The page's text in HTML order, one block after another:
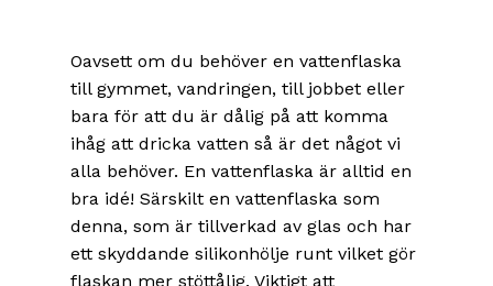
Oavsett om du behöver en vattenflaska
till gymmet, vandringen, till jobbet eller
bara för att du är dålig på att komma
ihåg att dricka vatten så är det något vi
alla behöver. En vattenflaska är alltid en
bra idé! Särskilt en vattenflaska som
denna, som är tillverkad av glas och har
ett skyddande silikonhölje runt vilket gör
flaskan mer stöttålig. Viktigt att